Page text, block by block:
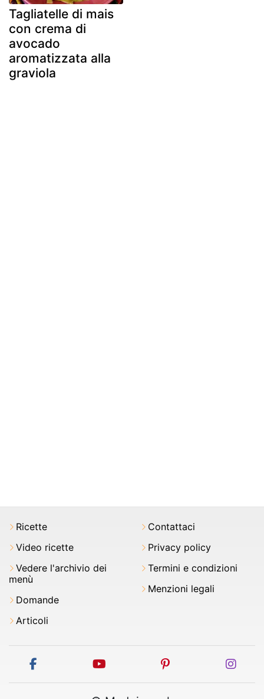
Tagliatelle di mais
con crema di
avocado
aromatizzata alla
graviola
Ricette
Video ricette
Vedere l'archivio dei
menù
Domande
Articoli
Contattaci
Privacy policy
Termini e condizioni
Menzioni legali
facebook youtube pinterest